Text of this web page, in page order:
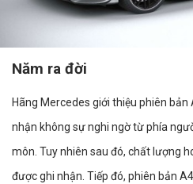
Năm ra đời
Hãng Mercedes giới thiệu phiên
nhận không sự nghi ngờ từ phía
môn. Tuy nhiên sau đó, chất lượng
được ghi nhận. Tiếp đó, phiên bản